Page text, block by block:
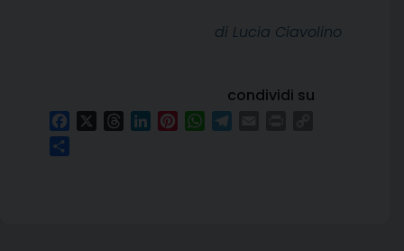
di Lucia Ciavolino
condividi su
FacebookThreadsLinkedInPinterestWhatsApp